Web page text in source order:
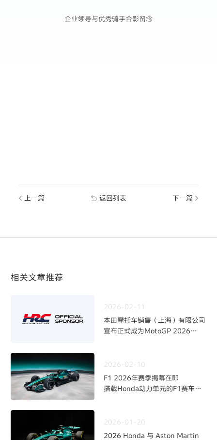
企业领导与优秀骑手合影留念
上一篇 返回列表 下一篇
相关文章推荐
2026-02-11
本田摩托车销售（上海）有限公司
宣布正式成为MotoGP 2026
2026-02-10
F1 2026年赛季揭幕在即
搭载Honda动力单元的F1赛车
2026-01-20
2026 Honda 与 Aston Martin